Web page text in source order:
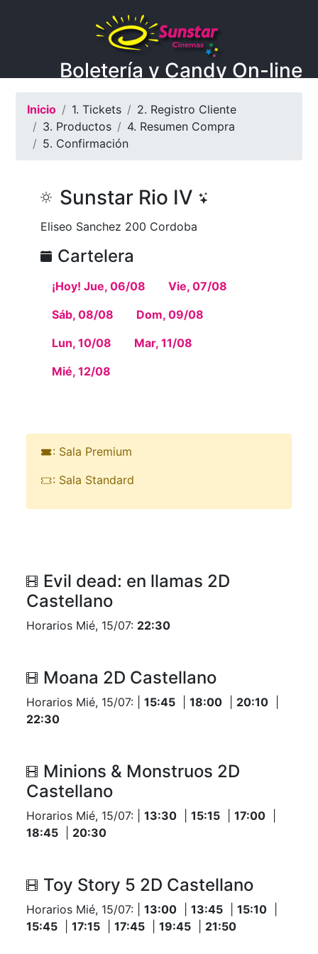
Boletería y Candy On-line
Inicio 1. Tickets
2. Registro Cliente
3. Productos
4. Resumen Compra
5. Confirmación
Sunstar Rio IV
Eliseo Sanchez 200 Cordoba
Cartelera
¡Hoy! Jue, 06/08
Vie, 07/08
Sáb, 08/08
Dom, 09/08
Lun, 10/08
Mar, 11/08
Mié, 12/08
: Sala Premium
: Sala Standard
Evil dead: en llamas 2D
Castellano
Horarios Mié, 15/07: 22:30
Moana 2D Castellano
Horarios Mié, 15/07: |15:45 |18:00 20:10
22:30
Minions & Monstruos 2D
Castellano
Horarios Mié, 15/07: |13:30 |15:15 |17:00
18:45
20:30
Toy Story 5 2D Castellano
Horarios Mié, 15/07: |13:00 |13:45 |15:10
15:45 |17:15 |17:45 |19:45 21:50